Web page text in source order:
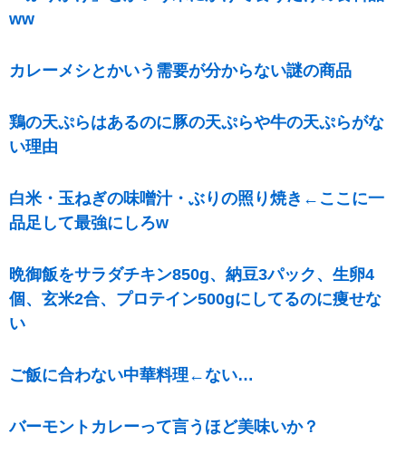
ww
カレーメシとかいう需要が分からない謎の商品
鶏の天ぷらはあるのに豚の天ぷらや牛の天ぷらがな
い理由
白米・玉ねぎの味噌汁・ぶりの照り焼き←ここに一
品足して最強にしろw
晩御飯をサラダチキン850g、納豆3パック、生卵4
個、玄米2合、プロテイン500gにしてるのに痩せな
い
ご飯に合わない中華料理←ない…
バーモントカレーって言うほど美味いか？